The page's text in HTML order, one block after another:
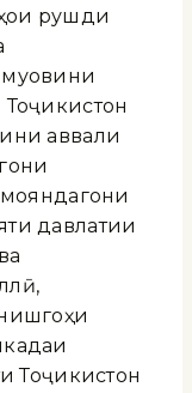
рушди
аввали
давлатии
Тоҷикистон